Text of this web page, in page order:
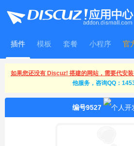
插件 模板 套餐 小程序 官
WitFrame
如果您还没有 Discuz! 搭建的网站，需要代安
他服务，咨询QQ：
编号9527